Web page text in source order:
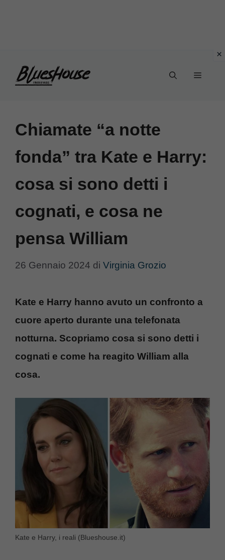
Menu
Chiamate “a notte
fonda” tra Kate e Harry:
cosa si sono detti i
cognati, e cosa ne
pensa William
26 Gennaio 2024 di Virginia Grozio
Kate e Harry hanno avuto un confronto a
cuore aperto durante una telefonata
notturna. Scopriamo cosa si sono detti i
cognati e come ha reagito William alla
cosa.
Kate e Harry, i reali (Blueshouse.it)